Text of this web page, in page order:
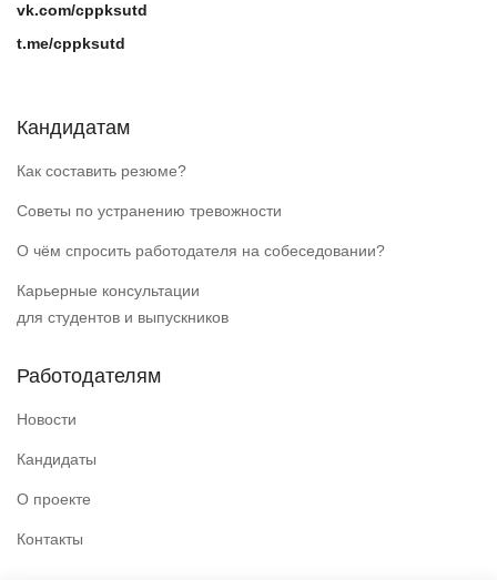
vk.com/cppksutd
t.me/cppksutd
Кандидатам
Как составить резюме?
Советы по устранению тревожности
О чём спросить работодателя на собеседовании?
Карьерные консультации
для студентов и выпускников
Работодателям
Новости
Кандидаты
О проекте
Контакты